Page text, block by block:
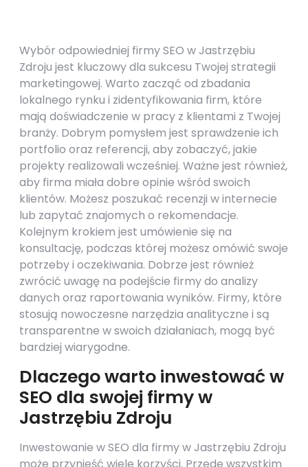
Wybór odpowiedniej firmy SEO w Jastrzębiu
Zdroju jest kluczowy dla sukcesu Twojej strategii
marketingowej. Warto zacząć od zbadania
lokalnego rynku i zidentyfikowania firm, które
mają doświadczenie w pracy z klientami z Twojej
branży. Dobrym pomysłem jest sprawdzenie ich
portfolio oraz referencji, aby zobaczyć, jakie
projekty realizowali wcześniej. Ważne jest również,
aby firma miała dobre opinie wśród swoich
klientów. Możesz poszukać recenzji w internecie
lub zapytać znajomych o rekomendacje.
Kolejnym krokiem jest umówienie się na
konsultację, podczas której możesz omówić swoje
potrzeby i oczekiwania. Dobrze jest również
zwrócić uwagę na podejście firmy do analizy
danych oraz raportowania wyników. Firmy, które
stosują nowoczesne narzędzia analityczne i są
transparentne w swoich działaniach, mogą być
bardziej wiarygodne.
Dlaczego warto inwestować w
SEO dla swojej firmy w
Jastrzębiu Zdroju
Inwestowanie w SEO dla firmy w Jastrzębiu Zdroju